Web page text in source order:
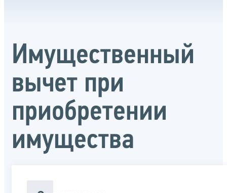
Имущественный
вычет при
приобретении
имущества